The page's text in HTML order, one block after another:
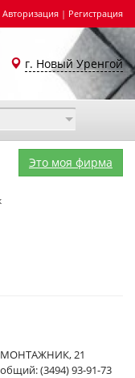
Авторизация | Регистрация
г. Новый Уренгой
Это моя фирма
МОНТАЖНИК, 21
(3494) 93-91-73